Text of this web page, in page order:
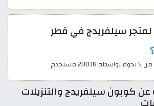
لمتجر سيلفريدج في قطر
عن كوبون سيلفريدج والتنزيلات